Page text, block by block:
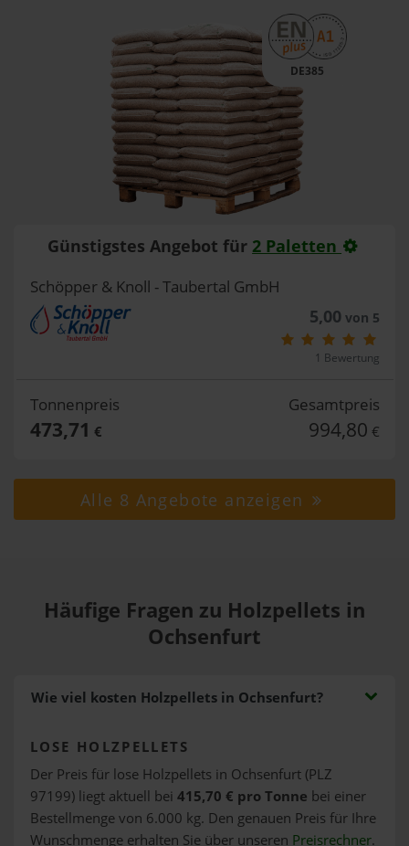
DE385
Günstigstes Angebot für 2 Paletten
Schöpper & Knoll - Taubertal GmbH
5,00 von 5
1 Bewertung
Tonnenpreis
473,71 €
Gesamtpreis
994,80 €
Alle 8 Angebote anzeigen
Häufige Fragen zu Holzpellets in
Ochsenfurt
Wie viel kosten Holzpellets in Ochsenfurt?
LOSE HOLZPELLETS
Der Preis für lose Holzpellets in Ochsenfurt (PLZ
97199) liegt aktuell bei 415,70 € pro Tonne bei einer
Bestellmenge von 6.000 kg. Den genauen Preis für Ihre
Wunschmenge erhalten Sie über unseren Preisrechner.